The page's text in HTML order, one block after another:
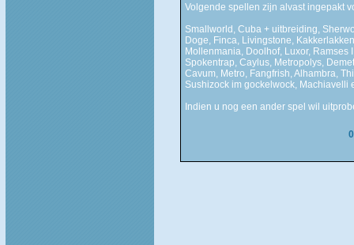
Volgende spellen zijn alvast ingepakt
Smallworld, Cuba + uitbreiding,
Doge, Finca, Livingstone,
Mollenmania, Doolhof, Luxor, Ramses
Spokentrap, Caylus, Metropolys,
Cavum, Metro, Fangfrish, Alhambra,
Sushizock im gockelwock, Machiavelli
Indien u nog een ander spel wil